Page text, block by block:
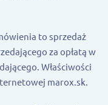
to sprzedaż
za opłatą w
Właściwości
marox.sk.